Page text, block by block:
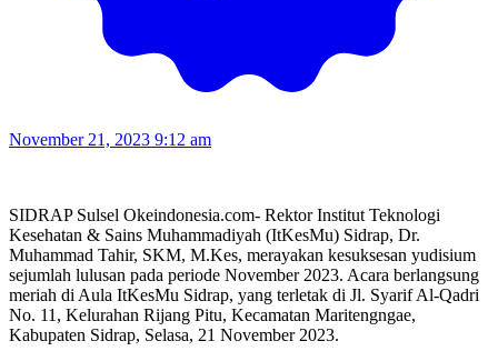
November 21, 2023 9:12 am
SIDRAP Sulsel Okeindonesia.com- Rektor Institut Teknologi
Kesehatan & Sains Muhammadiyah (ItKesMu) Sidrap, Dr.
Muhammad Tahir, SKM, M.Kes, merayakan kesuksesan yudisium
sejumlah lulusan pada periode November 2023. Acara berlangsung
meriah di Aula ItKesMu Sidrap, yang terletak di Jl. Syarif Al-Qadri
No. 11, Kelurahan Rijang Pitu, Kecamatan Maritengngae,
Kabupaten Sidrap, Selasa, 21 November 2023.